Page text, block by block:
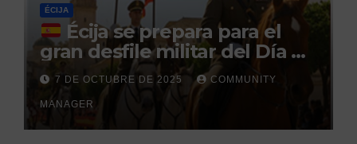
ÉCIJA
Écija se prepara para el
gran desfile militar del Día de
la Hispanidad organizado por
el Centro Militar de Cría
Caballar
7 DE OCTUBRE DE 2025 COMMUNITY
MANAGER